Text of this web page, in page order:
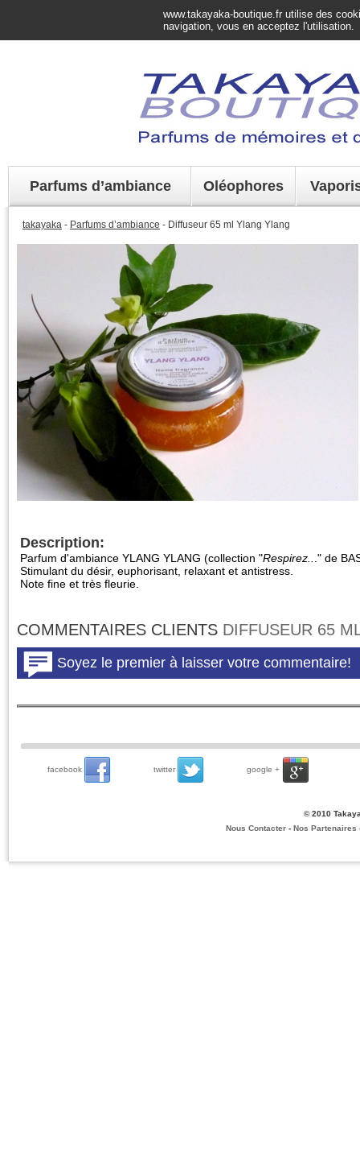
www.takayaka-boutique.fr utilise des
navigation, vous en acceptez l'utilisation.
Parfums d’ambiance Oléophores
takayaka - Parfums d’ambiance - Diffuseur 65 ml Ylang Ylang
Description:
Parfum d'ambiance YLANG YLANG (collection "Respirez..
." de
Stimulant du désir, euphorisant, relaxant et antistress.
Note fine et très fleurie.
COMMENTAIRES CLIENTS DIFFUSEUR 65
facebook twitter google +
© 2010
Nous Contacter - Nos Partenaires